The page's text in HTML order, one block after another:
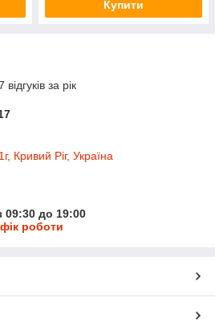
Купити
за рік
Кривий Ріг, Україна
09:30 до 19:00
роботи